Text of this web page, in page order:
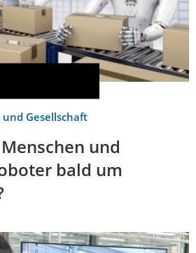
Gesellschaft
und
bald um